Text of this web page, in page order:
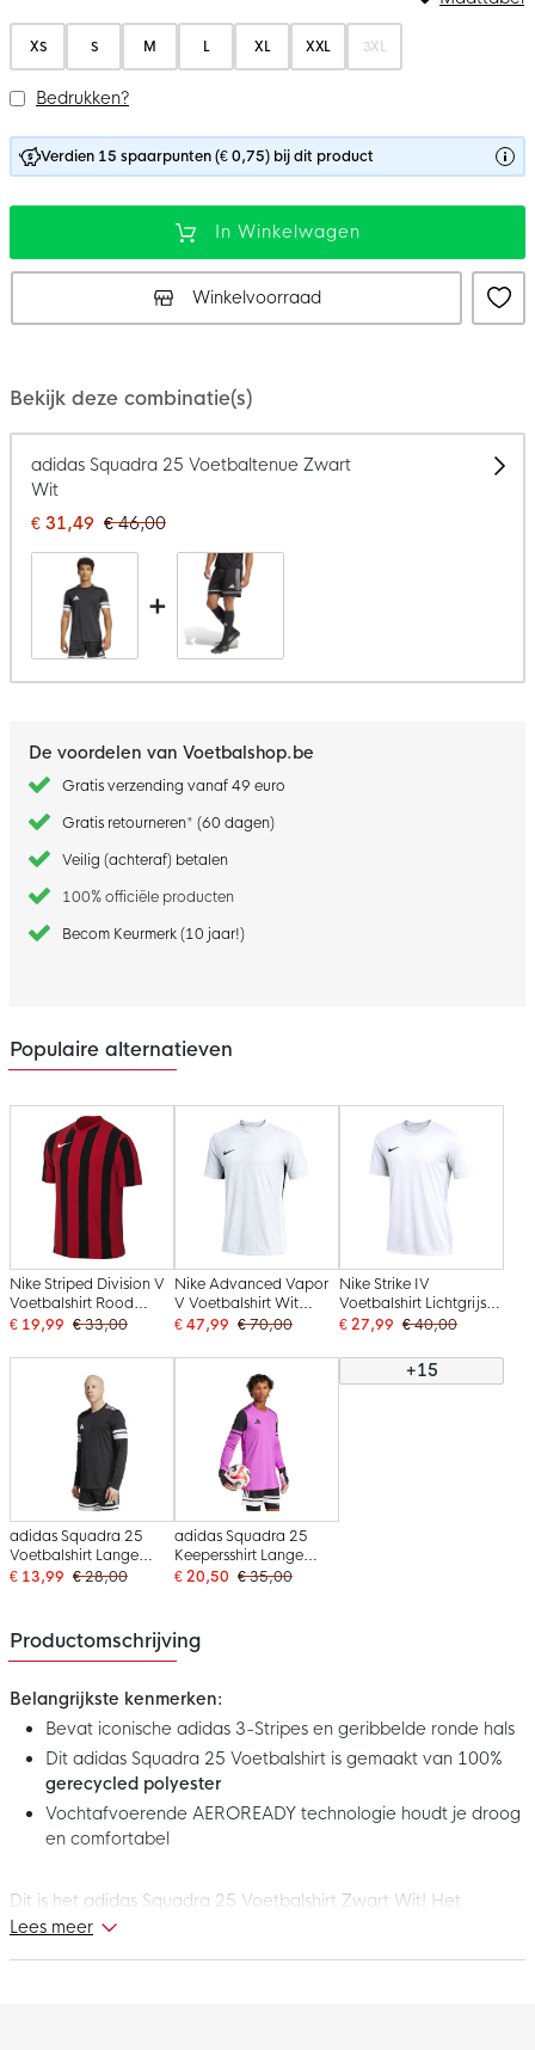
XS S M L XL XXL 3XL
Bedrukken?
Verdien 15 spaarpunten (€ 0,75) bij dit product
In Winkelwagen
Winkelvoorraad
Bekijk deze combinatie(s)
adidas Squadra 25 Voetbaltenue Zwart
Wit
€ 31,49 € 46,00
+
De voordelen van Voetbalshop.be
Gratis verzending vanaf 49 euro
Gratis retourneren* (60 dagen)
Veilig (achteraf) betalen
100% officiële producten
Becom Keurmerk (10 jaar!)
Populaire alternatieven
Nike Striped Division V
Voetbalshirt Rood
Zwart
€ 19,99 € 33,00
Nike Advanced Vapor
V Voetbalshirt Wit
Zwart
€ 47,99 € 70,00
Nike Strike IV
Voetbalshirt Lichtgrijs
Zwart
€ 27,99 € 40,00
adidas Squadra 25
Voetbalshirt Lange
Mouwen Zwart Wit
€ 13,99 € 28,00
adidas Squadra 25
Keepersshirt Lange
Mouwen Paars Zwart
€ 20,50 € 35,00
+15
Productomschrijving
Belangrijkste kenmerken:
Bevat iconische adidas 3-Stripes en geribbelde ronde hals
Dit adidas Squadra 25 Voetbalshirt is gemaakt van 100%
gerecycled polyester
Vochtafvoerende AEROREADY technologie houdt je droog
en comfortabel
Dit is het adidas Squadra 25 Voetbalshirt Zwart Wit! Het
voetbalshirt biedt de voordelen die je nodig hebt om een
Lees meer